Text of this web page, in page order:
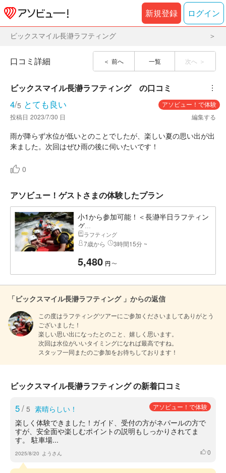
新規登録 ログイン
ビックスマイル長瀞ラフティング
前へ 一覧 次へ
口コミ詳細
ビックスマイル長瀞ラフティング の口コミ ︙
4/5 とても良い
アソビュー！で体験
投稿日 2023/7/30 日 編集する
雨が降らず水位が低いとのことでしたが、楽しい夏の思い出が出
来ました。次回はぜひ雨の後に伺いたいです！
0
アソビュー！ゲストさまの体験したプラン
小1から参加可能！＜長瀞半日ラフティン
グ...
ラフティング
7歳から 3時間15分 ~
5,480 円 〜
「ビックスマイル長瀞ラフティング 」からの返信
この度はラフティングツアーにご参加くださいましてありがとう
ございました！
楽しい思い出になったとのこと、嬉しく思います。
次回は水位がいいタイミングになれば最高ですね。
スタッフ一同またのご参加をお待ちしております！
ビックスマイル長瀞ラフティング の新着口コミ
5/ 5 素晴らしい！ アソビュー！で体験
楽しく体験できました！ガイド、受付の方がネパールの方で
すが、安全面や楽しむポイントの説明もしっかりされてま
す。 駐車場...
2025/8/20 ようさん いいね
0